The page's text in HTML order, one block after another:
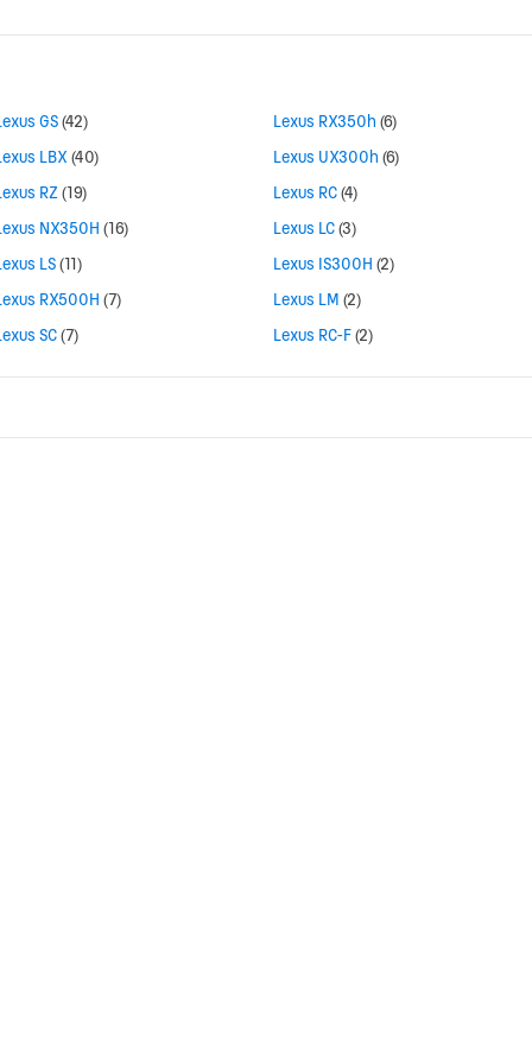
GS(42)
LBX (40)
RZ(19)
NX350H (16)
LS(11)
RX500H (7)
SC(7)
Lexus RX350h (6)
Lexus UX300h (6)
Lexus RC(4)
Lexus LC(3)
Lexus IS300H (2)
Lexus LM (2)
Lexus RC-F(2)